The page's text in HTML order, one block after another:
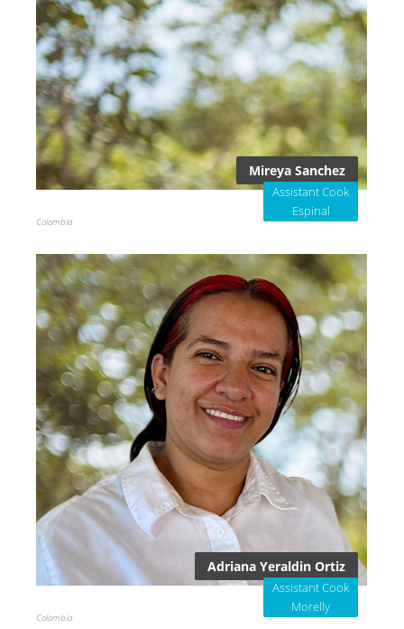
Mireya Sanchez
Assistant Cook
Espinal
Colombia
Adriana Yeraldin Ortiz
Assistant Cook
Morelly
Colombia